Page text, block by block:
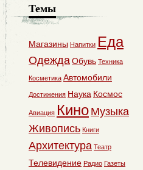
Темы
Магазины Напитки Еда
ОдеждаОбувь Техника
Косметика Автомобили
Достижения Наука Космос
Авиация Кино Музыка
Живопись Книги
Архитектура Театр
Телевидение Радио Газеты